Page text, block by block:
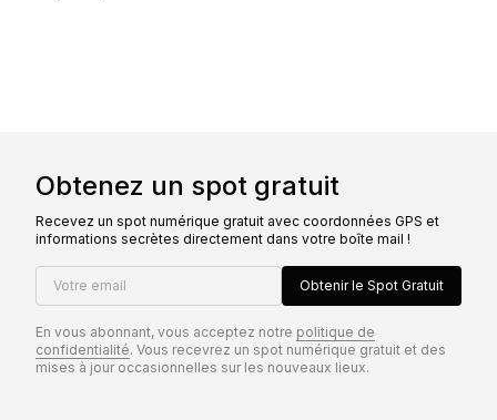
Obtenez un spot gratuit
Recevez un spot numérique gratuit avec coordonnées GPS et
informations secrètes directement dans votre boîte mail !
Votre email Obtenir le Spot Gratuit
En vous abonnant, vous acceptez notre politique de
confidentialité. Vous recevrez un spot numérique gratuit et des
mises à jour occasionnelles sur les nouveaux lieux.